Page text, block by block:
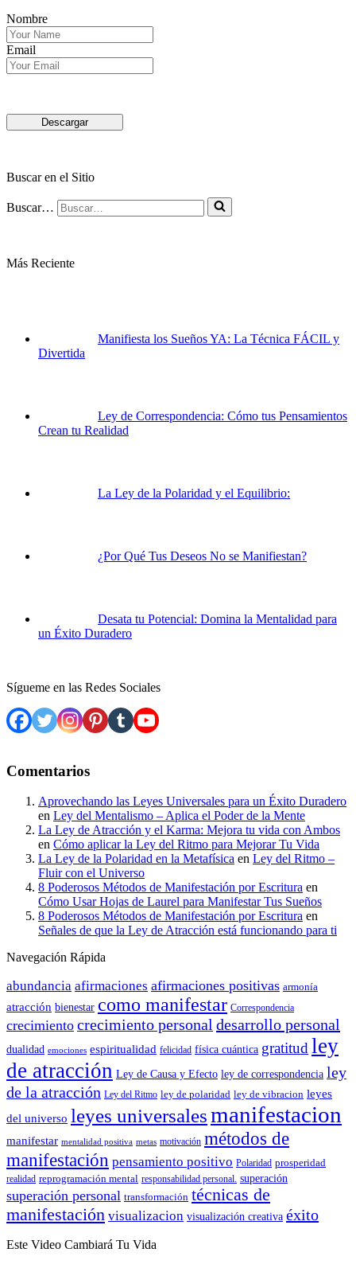
Nombre
Email
Descargar
Buscar en el Sitio
Buscar…
Más Reciente
Manifiesta los Sueños YA: La Técnica FÁCIL y
Divertida
Ley de Correspondencia: Cómo tus Pensamientos
Crean tu Realidad
La Ley de la Polaridad y el Equilibrio:
¿Por Qué Tus Deseos No se Manifiestan?
Desata tu Potencial: Domina la Mentalidad para
un Éxito Duradero
Sígueme en las Redes Sociales
Comentarios
Aprovechando las Leyes Universales para un Éxito Duradero
en Ley del Mentalismo – Aplica el Poder de la Mente
La Ley de Atracción y el Karma: Mejora tu vida con Ambos
en Cómo aplicar la Ley del Ritmo para Mejorar Tu Vida
La Ley de la Polaridad en la Metafísica en Ley del Ritmo –
Fluir con el Universo
8 Poderosos Métodos de Manifestación por Escritura en
Cómo Usar Hojas de Laurel para Manifestar Tus Sueños
8 Poderosos Métodos de Manifestación por Escritura en
Señales de que la Ley de Atracción está funcionando para ti
Navegación Rápida
abundancia afirmaciones afirmaciones positivas armonía
atracción bienestar como manifestar Correspondencia
crecimiento crecimiento personal desarrollo personal
dualidad emociones espiritualidad felicidad física cuántica gratitudley
de atracción Ley de Causa y Efecto ley de correspondencia ley
de la atracción Ley del Ritmo ley de polaridad ley de vibracion leyes
del universo leyes universalesmanifestacion
manifestar mentalidad positiva metas motivación métodos de
manifestación pensamiento positivo Polaridad prosperidad
realidad reprogramación mental responsabilidad personal. superación
superación personal transformación técnicas de
manifestación visualizacion visualización creativa éxito
Este Video Cambiará Tu Vida